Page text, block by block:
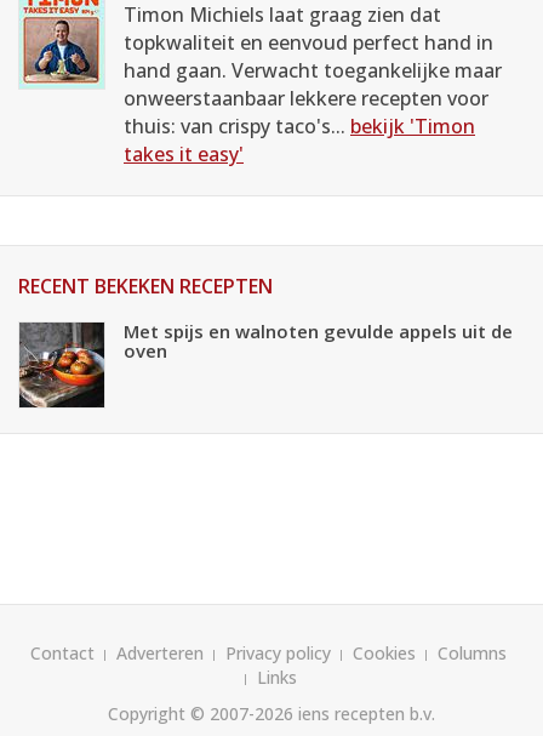
Timon Michiels laat graag zien dat
topkwaliteit en eenvoud perfect hand in
hand gaan. Verwacht toegankelijke maar
onweerstaanbaar lekkere recepten voor
thuis: van crispy taco's... bekijk 'Timon
takes it easy'
RECENT BEKEKEN RECEPTEN
Met spijs en walnoten gevulde appels uit de
oven
Contact Adverteren Privacy policy Cookies
Columns
Links
Copyright © 2007-2026 iens recepten b.v.